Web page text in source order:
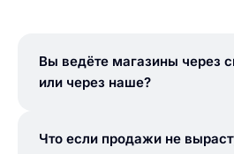
Вы ведёте магазины через
или через наше?
Что если продажи не